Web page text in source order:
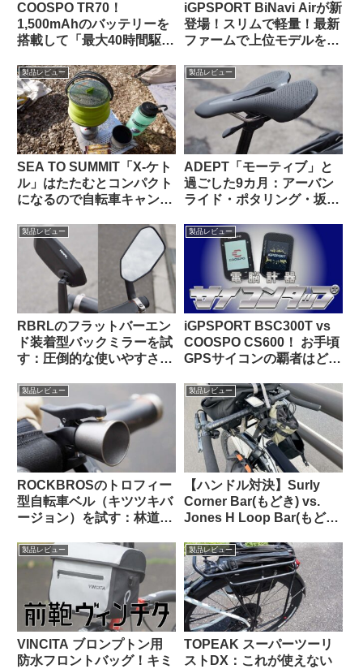
COOSPO TR70！
1,500mAhのバッテリーを
搭載して「最大40時間駆
ダーが爆誕！！【クーポン
あります】
iGPSPORT BiNavi Airが新
登場！スリムで軽量！最新
ファームで上位モデルを下
製品レビュー
SEA TO SUMMIT「X-ケト
ル」はたたむとコンパクト
になるので自転車キャンツ
ン
製品レビュー
ADEPT「モーティブ」と
過ごした9カ月：アーバン
ライド・ポタリング・坂道
ノーズサドル
製品レビュー
RBRLのフラットバーエン
ド装着型バックミラーを試
す：圧倒的な使いやすさと
い】
製品レビュー
iGPSPORT BSC300T vs
COOSPO CS600！ お手頃
GPSサイコンの覇者はどっ
製品レビュー
ROCKBROSのトロフィー
型自転車ベル（キツツキバ
ージョン）を試す：林道サ
リ出会わないために…
製品レビュー
【ハンドル対決】Surly
Corner Bar(もどき) vs.
Jones H Loop Bar(もど
は…
製品レビュー
VINCITA ブロンプトン用
防水フロントバッグ！キミ
製品レビュー
TOPEAK スーパーツーリ
ストDX：これが使えない